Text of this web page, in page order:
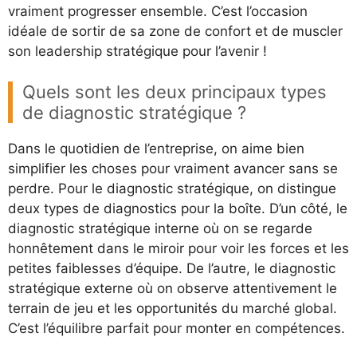
vraiment progresser ensemble. C’est l’occasion
idéale de sortir de sa zone de confort et de muscler
son leadership stratégique pour l’avenir !
Quels sont les deux principaux types
de diagnostic stratégique ?
Dans le quotidien de l’entreprise, on aime bien
simplifier les choses pour vraiment avancer sans se
perdre. Pour le diagnostic stratégique, on distingue
deux types de diagnostics pour la boîte. D’un côté, le
diagnostic stratégique interne où on se regarde
honnêtement dans le miroir pour voir les forces et les
petites faiblesses d’équipe. De l’autre, le diagnostic
stratégique externe où on observe attentivement le
terrain de jeu et les opportunités du marché global.
C’est l’équilibre parfait pour monter en compétences.